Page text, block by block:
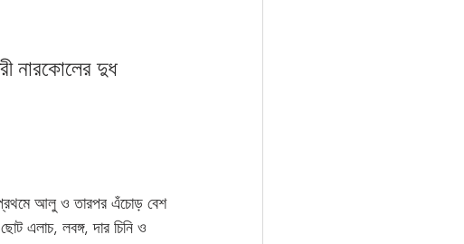
নারকোলের দুধ
আলু ও তারপর এঁচোড় বেশ
এলাচ, লবঙ্গ, দার চিনি ও